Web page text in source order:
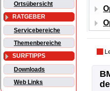
Ortsübersicht
RATGEBER
Servicebereiche
Themenbereiche
SURFTIPPS
Downloads
Web Links